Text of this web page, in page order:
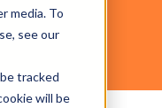
media. To
see our
tracked
will be